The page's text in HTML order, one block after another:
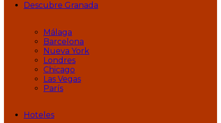
Descubre Granada
Málaga
Barcelona
Nueva York
Londres
Chicago
Las Vegas
París
Hoteles